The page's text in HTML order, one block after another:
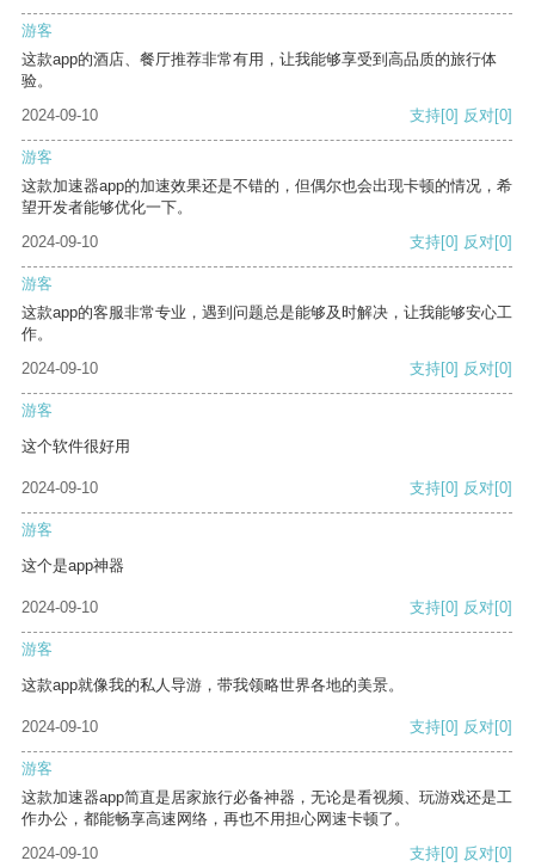
游客
这款app的酒店、餐厅推荐非常有用，让我能够享受到高品质的旅行体
验。
2024-09-10
支持[0] 反对[0]
游客
这款加速器app的加速效果还是不错的，但偶尔也会出现卡顿的情况，希
望开发者能够优化一下。
2024-09-10
支持[0] 反对[0]
游客
这款app的客服非常专业，遇到问题总是能够及时解决，让我能够安心工
作。
2024-09-10
支持[0] 反对[0]
游客
这个软件很好用
2024-09-10 支持[0] 反对[0]
游客
这个是app神器
2024-09-10 支持[0] 反对[0]
游客
这款app就像我的私人导游，带我领略世界各地的美景。
2024-09-10 支持[0] 反对[0]
游客
这款加速器app简直是居家旅行必备神器，无论是看视频、玩游戏还是工
作办公，都能畅享高速网络，再也不用担心网速卡顿了。
2024-09-10
支持[0] 反对[0]